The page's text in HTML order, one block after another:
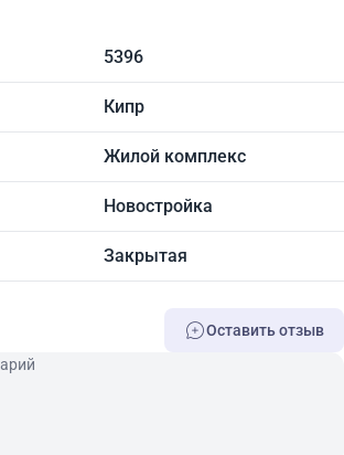
5396
Кипр
Жилой комплекс
Новостройка
Закрытая
Оставить отзыв